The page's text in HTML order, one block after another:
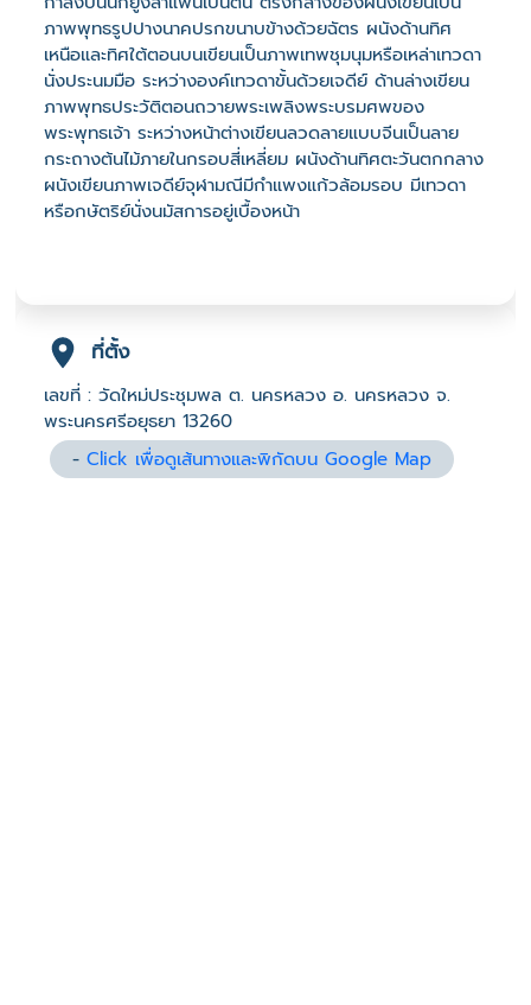
ภาพพุทธรูปปางนาคปรกขนาบข้างด้วยฉัตร ผนังด้านทิศ
เหนือและทิศใต้ตอนบนเขียนเป็นภาพเทพชุมนุมหรือเหล่าเทวดา
นั่งประนมมือ ระหว่างองค์เทวดาขั้นด้วยเจดีย์ ด้านล่างเขียน
ภาพพุทธประวัติตอนถวายพระเพลิงพระบรมศพของ
พระพุทธเจ้า ระหว่างหน้าต่างเขียนลวดลายแบบจีนเป็นลาย
กระถางต้นไม้ภายในกรอบสี่เหลี่ยม ผนังด้านทิศตะวันตกกลาง
ผนังเขียนภาพเจดีย์จุฬามณีมีกำแพงแก้วล้อมรอบ มีเทวดา
หรือกษัตริย์นั่งนมัสการอยู่เบื้องหน้า
ที่ตั้ง
เลขที่ : วัดใหม่ประชุมพล ต. นครหลวง อ. นครหลวง จ.
พระนครศรีอยุธยา 13260
-Click เพื่อดูเส้นทางและพิกัดบน Google Map